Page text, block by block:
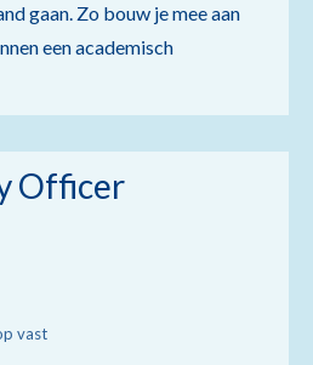
gaan. Zo bouw je mee aan
een academisch
Officer
vast